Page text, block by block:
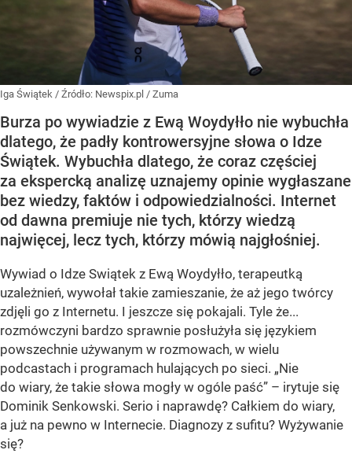
Iga Świątek / Źródło: Newspix.pl / Zuma
Burza po wywiadzie z Ewą Woydyłło nie wybuchła
dlatego, że padły kontrowersyjne słowa o Idze
Świątek. Wybuchła dlatego, że coraz częściej
za ekspercką analizę uznajemy opinie wygłaszane
bez wiedzy, faktów i odpowiedzialności. Internet
od dawna premiuje nie tych, którzy wiedzą
najwięcej, lecz tych, którzy mówią najgłośniej.
Wywiad o Idze Swiątek z Ewą Woydyłło, terapeutką
uzależnień, wywołał takie zamieszanie, że aż jego twórcy
zdjęli go z Internetu. I jeszcze się pokajali. Tyle że...
rozmówczyni bardzo sprawnie posłużyła się językiem
powszechnie używanym w rozmowach, w wielu
podcastach i programach hulających po sieci. „Nie
do wiary, że takie słowa mogły w ogóle paść” – irytuje się
Dominik Senkowski. Serio i naprawdę? Całkiem do wiary,
a już na pewno w Internecie. Diagnozy z sufitu? Wyżywanie
się?